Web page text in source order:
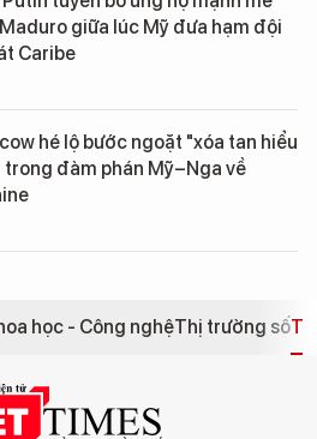
giữa lúc Mỹ đưa hạm đội
Caribe
hé lộ bước ngoặt "xóa tan hiểu
trong đàm phán Mỹ–Nga về
học - Công nghệThị trường số